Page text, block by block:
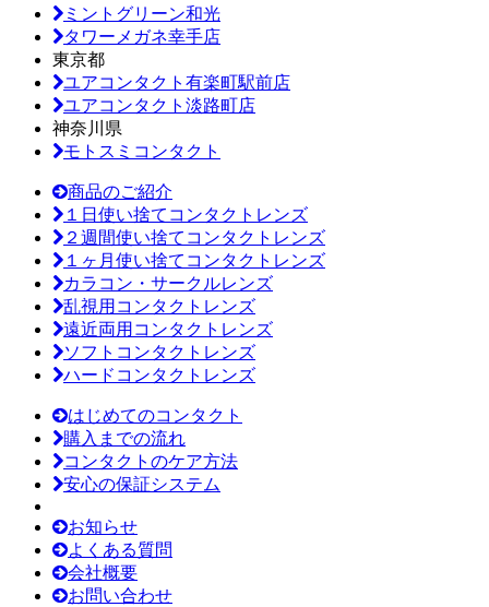
ミントグリーン和光
タワーメガネ幸手店
東京都
ユアコンタクト有楽町駅前店
ユアコンタクト淡路町店
神奈川県
モトスミコンタクト
商品のご紹介
１日使い捨てコンタクトレンズ
２週間使い捨てコンタクトレンズ
１ヶ月使い捨てコンタクトレンズ
カラコン・サークルレンズ
乱視用コンタクトレンズ
遠近両用コンタクトレンズ
ソフトコンタクトレンズ
ハードコンタクトレンズ
はじめてのコンタクト
購入までの流れ
コンタクトのケア方法
安心の保証システム
お知らせ
よくある質問
会社概要
お問い合わせ